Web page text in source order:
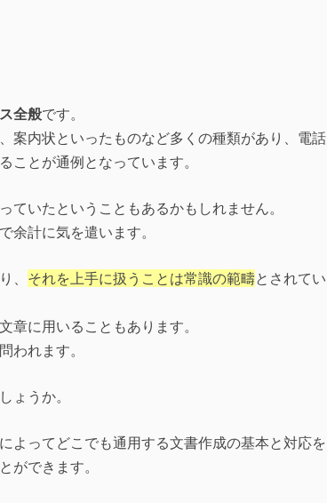
全般です。
案内状といったものなど多くの種類があり、電話
ことが通例となっています。
いたということもあるかもしれません。
余計に気を遣います。
、 それを上手に扱うことは常識の範疇とされてい
章に用いることもあります。
われます。
ょうか。
よってどこでも通用する文書作成の基本と対応を
ができます。